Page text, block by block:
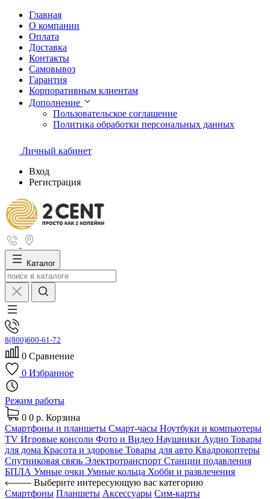
Главная
О компании
Оплата
Доставка
Контакты
Самовывоз
Гарантия
Корпоративным клиентам
Дополнение
Пользовательское соглашение
Политика обработки персональных данных
Личный кабинет
Вход
Регистрация
Каталог
8(800)600-61-72
0 Сравнение
0 Избранное
Режим работы
0 0 р. Корзина
Смартфоны и планшеты Смарт-часы Ноутбуки и компьютеры
TV Игровые консоли Фото и Видео Наушники Аудио Товары
для дома Красота и здоровье Товары для авто Квадрокоптеры
Спутниковая связь Электротранспорт Станции подавления
БПЛА Умные очки Умные кольца Хобби и развлечения
Выберите интересующую вас категорию
Смартфоны Планшеты Аксессуары Сим-карты